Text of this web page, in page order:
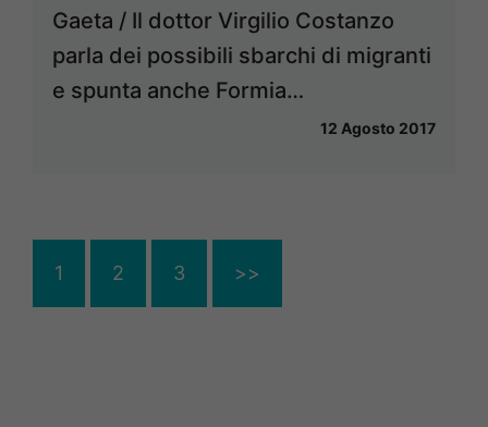
Gaeta / Il dottor Virgilio Costanzo
parla dei possibili sbarchi di migranti
e spunta anche Formia…
12 Agosto 2017
1 2 3 >>